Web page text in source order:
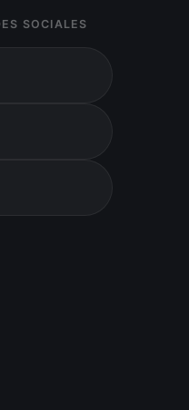
SOCIALES